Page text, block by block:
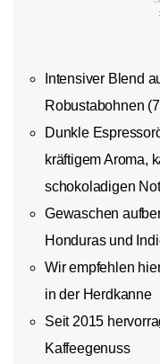
Intensiver Blend
Robustabohnen
Dunkle
kräftigem Aroma,
schokoladigen
Gewaschen
Honduras und
Wir empfehlen
in der Herdkanne
Seit 2015
Kaffeegenuss